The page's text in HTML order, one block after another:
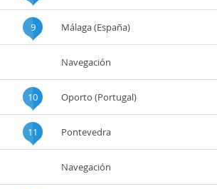
9 Málaga (España)
Navegación
10 Oporto (Portugal)
11 Pontevedra
Navegación